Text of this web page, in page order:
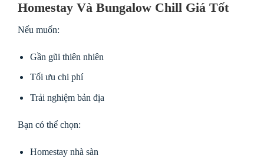
Homestay Và Bungalow Chill Giá Tốt
Nếu muốn:
Gần gũi thiên nhiên
Tối ưu chi phí
Trải nghiệm bản địa
Bạn có thể chọn:
Homestay nhà sàn